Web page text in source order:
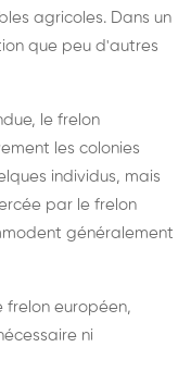
agricoles. Dans un
que peu d'autres
le frelon
les colonies
individus, mais
par le frelon
généralement
frelon européen,
ni